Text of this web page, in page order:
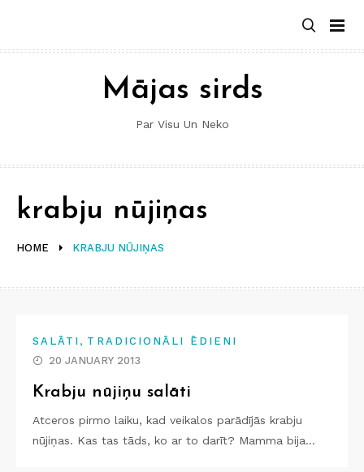
content
Mājas sirds
Par Visu Un Neko
HOME KRABJU NŪJIŅAS
krabju nūjiņas
SALĀTI , TRADICIONĀLI ĒDIENI
20 JANUARY 2013
Krabju nūjiņu salāti
Atceros pirmo laiku, kad veikalos parādījās krabju
nūjiņas. Kas tas tāds, ko ar to darīt? Mamma bija…